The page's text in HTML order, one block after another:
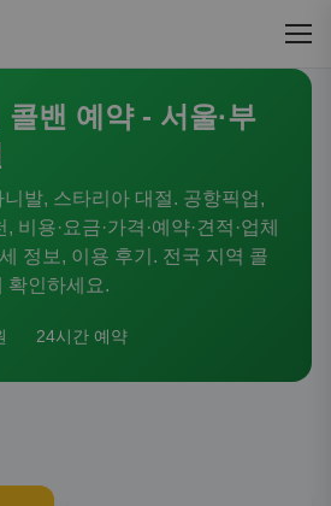
밴 예약 - 서울·부
발, 스타리아 대절. 공항픽업,
비용·요금·가격·예약·견적·업체
정보, 이용 후기. 전국 지역 콜
확인하세요.
24시간 예약